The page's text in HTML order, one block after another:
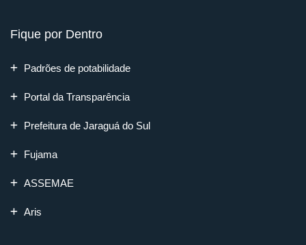
Fique por Dentro
Padrões de potabilidade
Portal da Transparência
Prefeitura de Jaraguá do Sul
Fujama
ASSEMAE
Aris